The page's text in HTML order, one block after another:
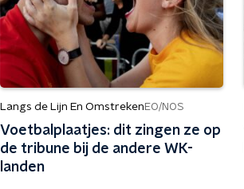
Langs de Lijn En Omstreken EO/NOS
Voetbalplaatjes: dit zingen ze op
de tribune bij de andere WK-
landen